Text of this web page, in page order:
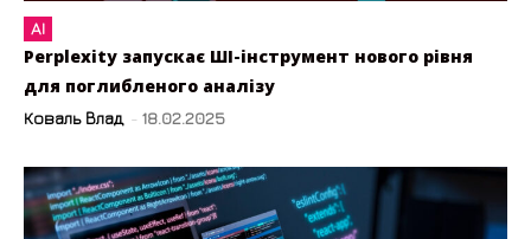
AI
Perplexity запускає ШІ-інструмент нового рівня
для поглибленого аналізу
Коваль Влад - 18.02.2025